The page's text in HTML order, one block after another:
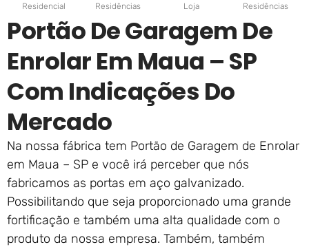
Residencial
Residências
Loja
Residências
Portão De Garagem De
Enrolar Em Maua – SP
Com Indicações Do
Mercado
Na nossa fábrica tem Portão de Garagem de Enrolar
em Maua – SP e você irá perceber que nós
fabricamos as portas em aço galvanizado.
Possibilitando que seja proporcionado uma grande
fortificação e também uma alta qualidade com o
produto da nossa empresa. Também, também